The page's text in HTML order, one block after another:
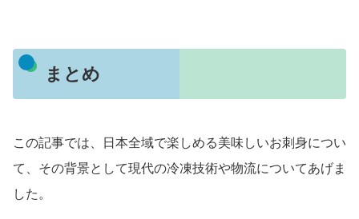
まとめ
この記事では、日本全域で楽しめる美味しいお刺身につい
て、その背景として現代の冷凍技術や物流についてあげま
した。